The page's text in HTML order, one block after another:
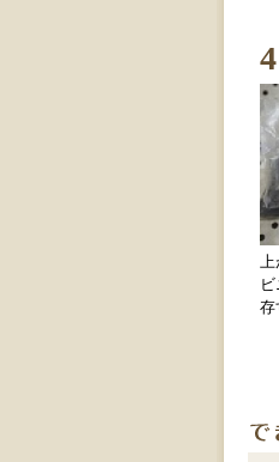
4
上
存